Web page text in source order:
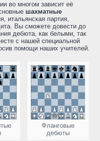
во многом зависит её
шахматные
итальянская партия,
Вы сможете довести до
дебюта, как белыми, так
с нашей специальной
помощи наших учителей.
Фланговые
дебюты